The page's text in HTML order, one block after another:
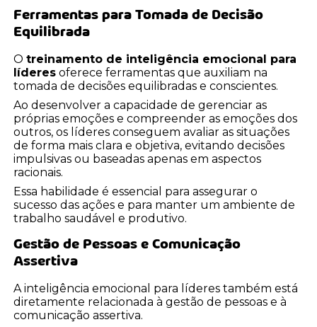
Ferramentas para Tomada de Decisão
Equilibrada
Otreinamento de inteligência emocional para
líderes oferece ferramentas que auxiliam na
tomada de decisões equilibradas e conscientes.
Ao desenvolver a capacidade de gerenciar as
próprias emoções e compreender as emoções dos
outros, os líderes conseguem avaliar as situações
de forma mais clara e objetiva, evitando decisões
impulsivas ou baseadas apenas em aspectos
racionais.
Essa habilidade é essencial para assegurar o
sucesso das ações e para manter um ambiente de
trabalho saudável e produtivo.
Gestão de Pessoas e Comunicação
Assertiva
A inteligência emocional para líderes também está
diretamente relacionada à gestão de pessoas e à
comunicação assertiva.